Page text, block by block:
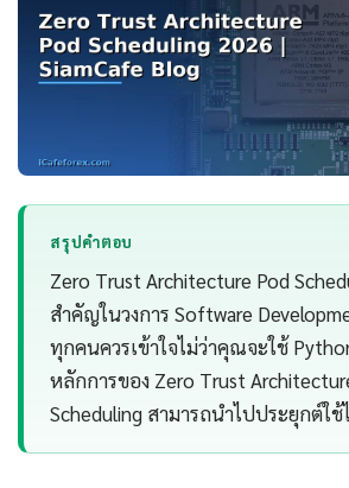
สรุปคำตอบ
Zero Trust Architecture Pod
สำคัญในวงการ Software
ทุกคนควรเข้าใจไม่ว่าคุณจะใช้
หลักการของ Zero Trust
Scheduling สามารถนำไปประยุกต์ใ